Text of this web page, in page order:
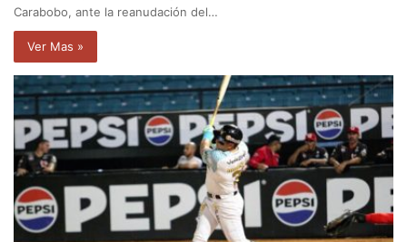
Carabobo, ante la reanudación del…
Ver Mas »